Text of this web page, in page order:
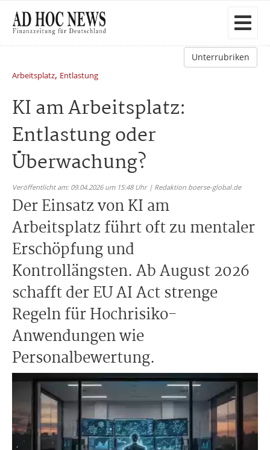
Unterrubriken
Arbeitsplatz, Entlastung
KI am Arbeitsplatz:
Entlastung oder
Überwachung?
Veröffentlicht am: 09.04.2026 um 15:48 Uhr | Redaktion boerse-global.de
Der Einsatz von KI am
Arbeitsplatz führt oft zu mentaler
Erschöpfung und
Kontrollängsten. Ab August 2026
schafft der EU AI Act strenge
Regeln für Hochrisiko-
Anwendungen wie
Personalbewertung.